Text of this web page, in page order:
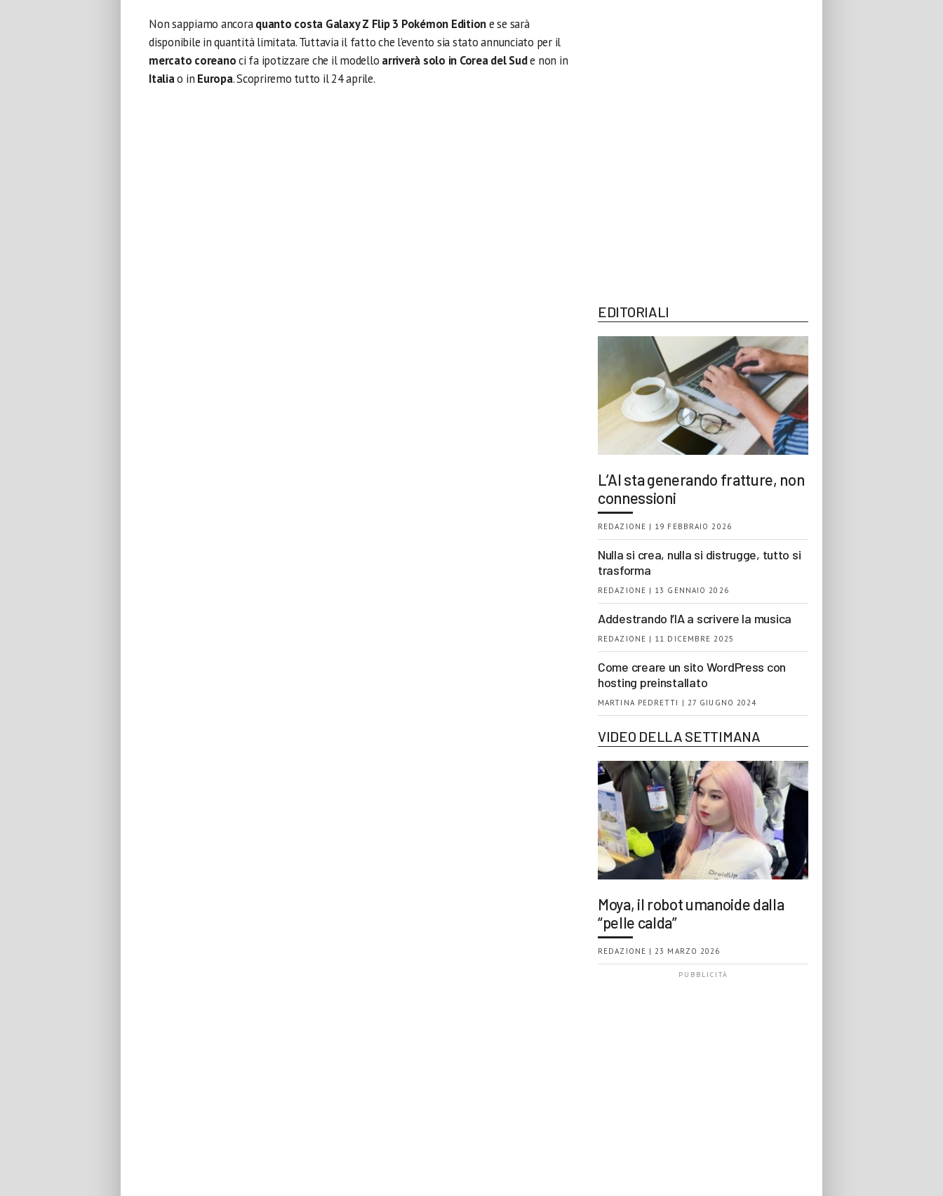
Non sappiamo ancoraquanto costa Galaxy Z Flip 3 Pokémon Editione se sarà
disponibile in quantità limitata. Tuttavia il fatto che l’evento sia stato annunciato per il
mercato coreanoci fa ipotizzare che il modello arriverà solo in Corea del Sude non in
Italiao in Europa. Scopriremo tutto il 24 aprile.
EDITORIALI
L’AI sta generando fratture, non
connessioni
REDAZIONE | 19 FEBBRAIO 2026
Nulla si crea, nulla si distrugge, tutto si
trasforma
REDAZIONE | 13 GENNAIO 2026
Addestrando l’IA a scrivere la musica
REDAZIONE | 11 DICEMBRE 2025
Come creare un sito WordPress con
hosting preinstallato
MARTINA PEDRETTI | 27 GIUGNO 2024
VIDEO DELLA SETTIMANA
Moya, il robot umanoide dalla
“pelle calda”
REDAZIONE | 23 MARZO 2026